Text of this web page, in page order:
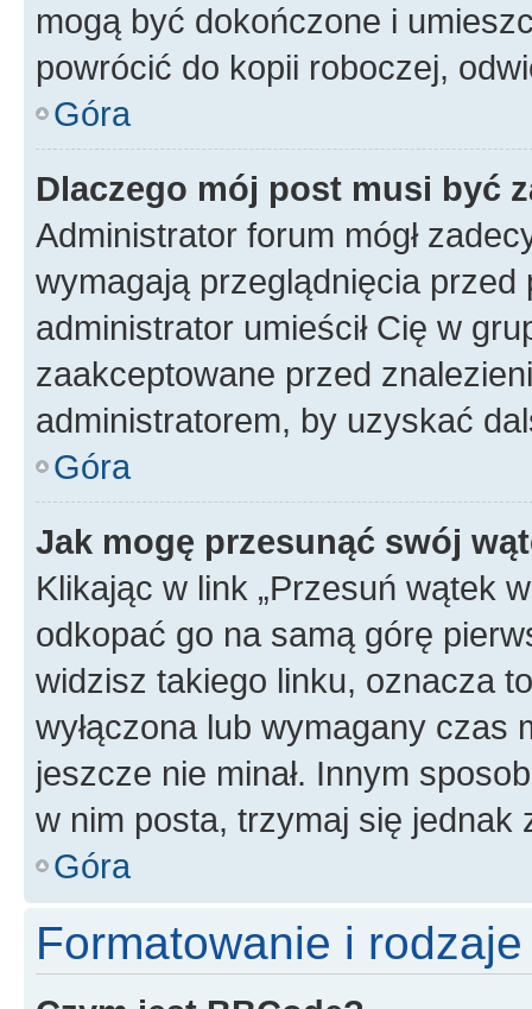
mogą być dokończone i
powrócić do kopii roboczej,
Góra
Dlaczego mój post musi być
Administrator forum mógł
wymagają przeglądnięcia
administrator umieścił Cię w
zaakceptowane przed
administratorem, by uzyskać
Góra
Jak mogę przesunąć swój
Klikając w link „Przesuń wątek
odkopać go na samą górę
widzisz takiego linku, oznacza
wyłączona lub wymagany czas
jeszcze nie minał. Innym
w nim posta, trzymaj się jednak
Góra
Formatowanie i